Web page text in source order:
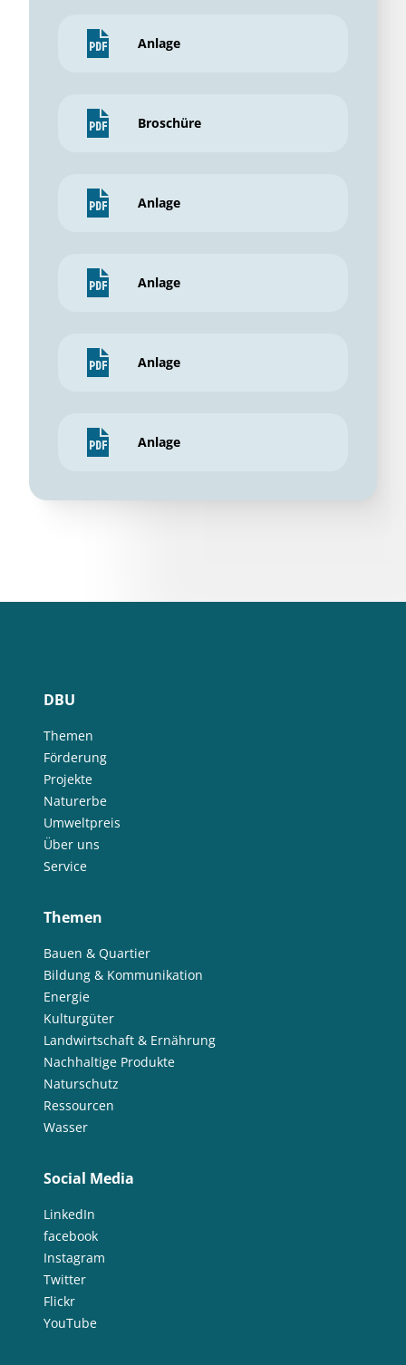
Anlage
Broschüre
Anlage
Anlage
Anlage
Anlage
DBU
Themen
Förderung
Projekte
Naturerbe
Umweltpreis
Über uns
Service
Themen
Bauen & Quartier
Bildung & Kommunikation
Energie
Kulturgüter
Landwirtschaft & Ernährung
Nachhaltige Produkte
Naturschutz
Ressourcen
Wasser
Social Media
LinkedIn
facebook
Instagram
Twitter
Flickr
YouTube